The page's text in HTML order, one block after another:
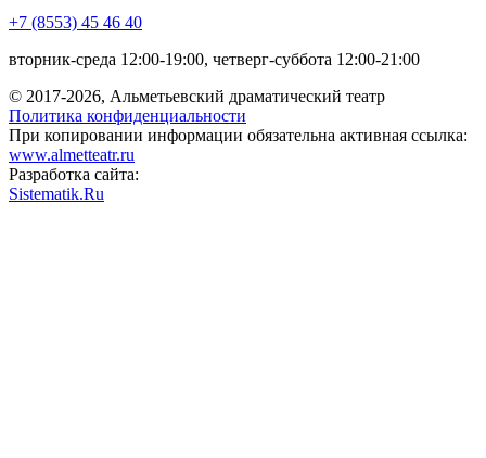
+7 (8553) 45 46 40
вторник-среда 12:00-19:00, четверг-суббота 12:00-21:00
© 2017-2026, Альметьевский драматический театр
Политика конфиденциальности
При копировании информации обязательна активная ссылка:
www.almetteatr.ru
Разработка сайта:
Sistematik.Ru